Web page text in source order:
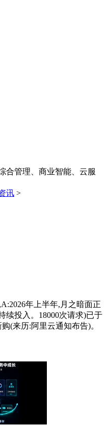
合管理、商业智能、云服
讯 >
年上半年,月之暗面正
续投入。18000次请求)已于
(来历:阿里云通知布告)。